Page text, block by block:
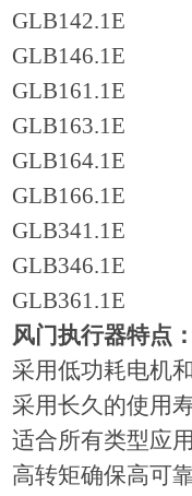
GLB142.1E
GLB146.1E
GLB161.1E
GLB163.1E
GLB164.1E
GLB166.1E
GLB341.1E
GLB346.1E
GLB361.1E
风门执行器特点
采用低功耗电机
采用长久的使用
适合所有类型应
高转矩确保高可